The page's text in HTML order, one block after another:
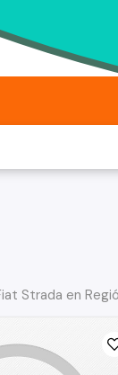
Strada en